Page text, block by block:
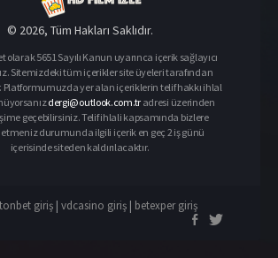
© 2026, Tüm Hakları Saklıdır.
5651 Sayılı Kanun uyarınca içerik sağlayıcı
Sitemizdeki tüm içerikler site üyeleri tarafından
Platformumuzda yer alan içeriklerin telif hakkı ihlal
dergi@outlook.com.tr adresi üzerinden
geçebilirsiniz. Telif ihlali kapsamında bizlere
durumunda ilgili içerik en geç 2 iş günü
içerisinde siteden kaldırılacaktır.
giriş | vdcasino giriş | betexper giriş